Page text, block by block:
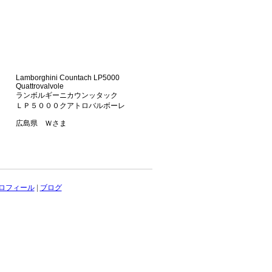
Lamborghini Countach LP5000
Quattrovalvole
ランボルギーニカウンッタック
ＬＰ５０００クアトロバルボーレ
広島県 Ｗさま
フィール| ブログ